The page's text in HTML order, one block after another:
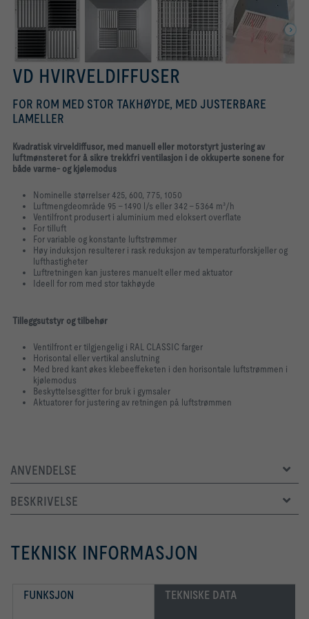
VD HVIRVELDIFFUSER
FOR ROM MED STOR TAKHØYDE, MED JUSTERBARE
LAMELLER
Kvadratisk virveldiffusor, med manuell eller motorstyrt justering av
luftmønsteret for å sikre trekkfri ventilasjon i de okkuperte sonene for
både varme- og kjølemodus
Nominelle størrelser 425, 600, 775, 1050
Luftmengdeområde 95 – 1490 l/s eller 342 – 5364 m³/h
Ventilfront produsert i aluminium med eloksert overflate
For tilluft
For variable og konstante luftstrømmer
Høy induksjon resulterer i rask reduksjon av temperaturforskjeller og
lufthastigheter
Luftretningen kan justeres manuelt eller med aktuator
Ideell for rom med stor takhøyde
Tilleggsutstyr og tilbehør
Ventilfront er tilgjengelig i RAL CLASSIC farger
Horisontal eller vertikal anslutning
Med bred kant økes klebeeffeketen i den horisontale luftstrømmen i
kjølemodus
Beskyttelsesgitter for bruk i gymsaler
Aktuatorer for justering av retningen på luftstrømmen
ANVENDELSE
BESKRIVELSE
TEKNISK INFORMASJON
FUNKSJON TEKNISKE DATA